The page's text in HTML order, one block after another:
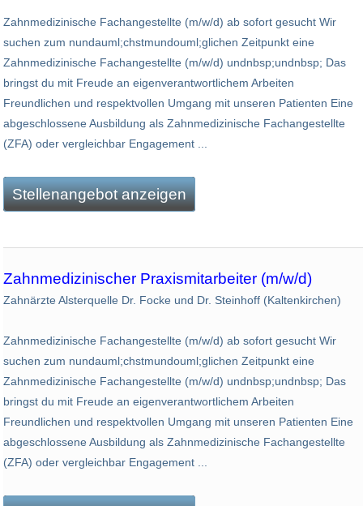
Zahnmedizinische Fachangestellte (m/w/d) ab sofort gesucht Wir
suchen zum nundauml;chstmundouml;glichen Zeitpunkt eine
Zahnmedizinische Fachangestellte (m/w/d) undnbsp;undnbsp; Das
bringst du mit Freude an eigenverantwortlichem Arbeiten
Freundlichen und respektvollen Umgang mit unseren Patienten Eine
abgeschlossene Ausbildung als Zahnmedizinische Fachangestellte
(ZFA) oder vergleichbar Engagement ...
Stellenangebot anzeigen
Zahnmedizinischer Praxismitarbeiter (m/w/d)
Zahnärzte Alsterquelle Dr. Focke und Dr. Steinhoff (Kaltenkirchen)
Zahnmedizinische Fachangestellte (m/w/d) ab sofort gesucht Wir
suchen zum nundauml;chstmundouml;glichen Zeitpunkt eine
Zahnmedizinische Fachangestellte (m/w/d) undnbsp;undnbsp; Das
bringst du mit Freude an eigenverantwortlichem Arbeiten
Freundlichen und respektvollen Umgang mit unseren Patienten Eine
abgeschlossene Ausbildung als Zahnmedizinische Fachangestellte
(ZFA) oder vergleichbar Engagement ...